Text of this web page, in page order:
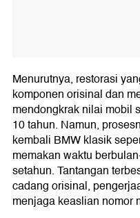
Menurutnya, restorasi
komponen orisinal dan
mendongkrak nilai mobil
10 tahun. Namun,
kembali BMW klasik
memakan waktu
setahun. Tantangan
cadang orisinal,
menjaga keaslian nomor